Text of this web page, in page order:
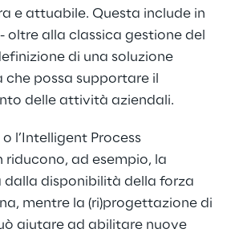
e attuabile. Questa include in
oltre alla classica gestione del
di una soluzione
possa supportare il
delle attività aziendali.
l’Intelligent Process
ad esempio, la
dalla disponibilità della forza
mentre la (ri)progettazione di
aiutare ad abilitare nuove